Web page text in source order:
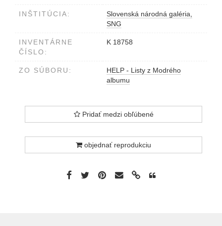
INŠTITÚCIA:
Slovenská národná galéria,
SNG
INVENTÁRNE
ČÍSLO:
K 18758
ZO SÚBORU:
HELP - Listy z Modrého
albumu
Pridať medzi obľúbené
objednať reprodukciu